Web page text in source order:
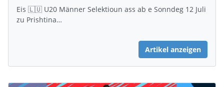
Eis 🇱🇺 U20 Männer Selektioun ass ab e Sonndeg 12 Juli
zu Prishtina…
Artikel anzeigen